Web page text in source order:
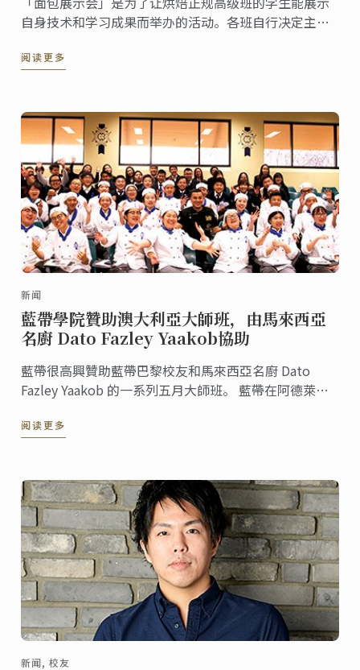
自身技术和学习成果而举办的活动。各班自行决定主
临现场的嘉宾能参观与品尝。今年3月底，举行了2017
阅读更多
新闻
藍帶學院贊助澳大利亞大師班，由馬來西亞
名廚 Dato Fazley Yaakob協助
藍帶很高興贊助藍帶巴黎校友和馬來西亞名廚 Dato
Fazley Yaakob 的一系列五月大師班。 藍帶在阿德萊德,
樂並且樂於模仿他的菜品。
阅读更多
新闻, 校友